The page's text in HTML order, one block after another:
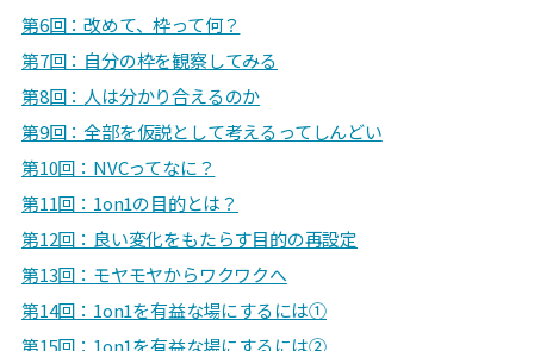
第6回：改めて、枠って何？
第7回：自分の枠を観察してみる
第8回： 人は分かり合えるのか
第9回：全部を仮説として考えるってしんどい
第10回：NVCってなに？
第11回：1on1の目的とは？
第12回：良い変化をもたらす目的の再設定
第13回：モヤモヤからワクワクへ
第14回：1on1を有益な場にするには①
第15回：1on1を有益な場にするには②